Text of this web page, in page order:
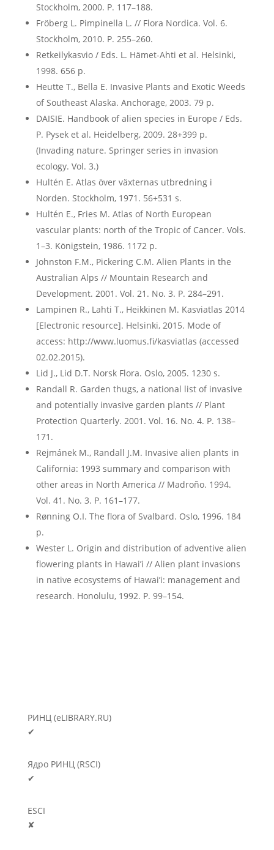
Stockholm, 2000. P. 117–188.
Fröberg L. Pimpinella L. // Flora Nordica. Vol. 6.
Stockholm, 2010. P. 255–260.
Retkeilykasvio / Eds. L. Hämet-Ahti et al. Helsinki,
1998. 656 p.
Heutte T., Bella E. Invasive Plants and Exotic Weeds
of Southeast Alaska. Anchorage, 2003. 79 p.
DAISIE. Handbook of alien species in Europe / Eds.
P. Pysek et al. Heidelberg, 2009. 28+399 p.
(Invading nature. Springer series in invasion
ecology. Vol. 3.)
Hultén E. Atlas över växternas utbredning i
Norden. Stockholm, 1971. 56+531 s.
Hultén E., Fries M. Atlas of North European
vascular plants: north of the Tropic of Cancer. Vols.
1–3. Königstein, 1986. 1172 p.
Johnston F.M., Pickering C.M. Alien Plants in the
Australian Alps // Mountain Research and
Development. 2001. Vol. 21. No. 3. P. 284–291.
Lampinen R., Lahti T., Heikkinen M. Kasviatlas 2014
[Electronic resource]. Helsinki, 2015. Mode of
access: http://www.luomus.fi/kasviatlas (accessed
02.02.2015).
Lid J., Lid D.T. Norsk Flora. Oslo, 2005. 1230 s.
Randall R. Garden thugs, a national list of invasive
and potentially invasive garden plants // Plant
Protection Quarterly. 2001. Vol. 16. No. 4. P. 138–
171.
Rejmánek M., Randall J.M. Invasive alien plants in
California: 1993 summary and comparison with
other areas in North America // Madroño. 1994.
Vol. 41. No. 3. P. 161–177.
Rønning O.I. The flora of Svalbard. Oslo, 1996. 184
p.
Wester L. Origin and distribution of adventive alien
flowering plants in Hawai’i // Alien plant invasions
in native ecosystems of Hawai’i: management and
research. Honolulu, 1992. P. 99–154.
РИНЦ (eLIBRARY.RU)
✔
Ядро РИНЦ (RSCI)
✔
ESCI
✘